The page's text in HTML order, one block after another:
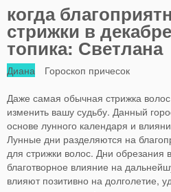
когда
стрижки в
топика: Светлана
Диана Гороскоп причесок
Даже самая обычная стрижка
изменить вашу судьбу. Данный
основе лунного календаря и
Лунные дни разделяются на
для стрижки волос. Дни обрезания
благотворное влияние на
влияют позитивно на долголетие,